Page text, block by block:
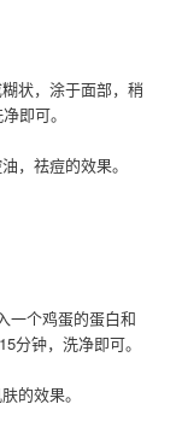
状，涂于面部，稍
即可。
，祛痘的效果。
一个鸡蛋的蛋白和
分钟，洗净即可。
的效果。